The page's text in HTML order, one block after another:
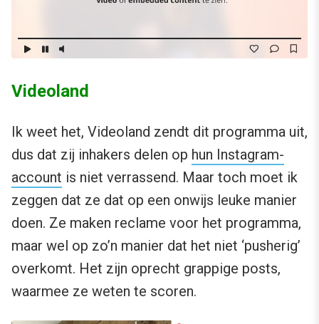
Videoland
Ik weet het, Videoland zendt dit programma uit,
dus dat zij inhakers delen op hun Instagram-
account is niet verrassend. Maar toch moet ik
zeggen dat ze dat op een onwijs leuke manier
doen. Ze maken reclame voor het programma,
maar wel op zo’n manier dat het niet ‘pusherig’
overkomt. Het zijn oprecht grappige posts,
waarmee ze weten te scoren.